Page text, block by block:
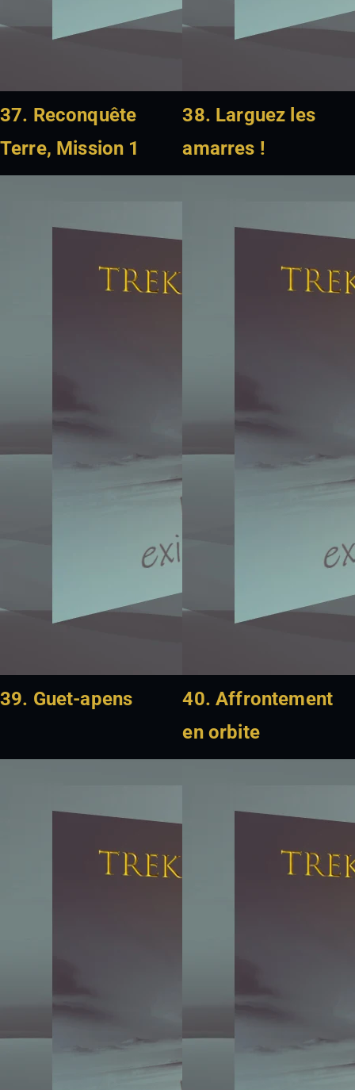
37. Reconquête
Terre, Mission 1
38. Larguez les
amarres !
39. Guet-apens
40. Affrontement
en orbite